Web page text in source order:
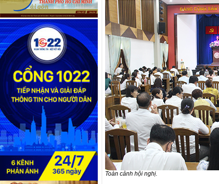
Toàn cảnh hội nghị.